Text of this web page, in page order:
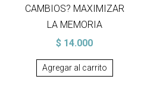
CAMBIOS? MAXIMIZAR
LA MEMORIA
$ 14.000
Agregar al carrito